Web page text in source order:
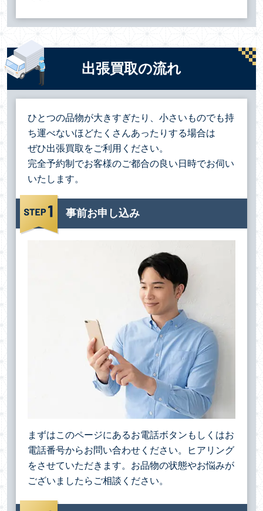
出張買取の流れ
ひとつの品物が大きすぎたり、小さいものでも持
ち運べないほどたくさんあったりする場合は
ぜひ出張買取をご利用ください。
完全予約制でお客様のご都合の良い日時でお伺い
いたします。
事前お申し込み
まずはこのページにあるお電話ボタンもしくはお
電話番号からお問い合わせください。ヒアリング
をさせていただきます。お品物の状態やお悩みが
ございましたらご相談ください。